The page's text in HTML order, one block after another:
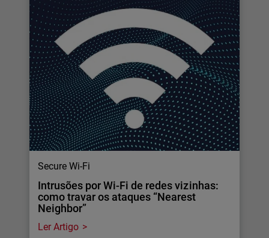
Secure Wi-Fi
Intrusões por Wi-Fi de redes vizinhas:
como travar os ataques “Nearest
Neighbor”
Ler Artigo